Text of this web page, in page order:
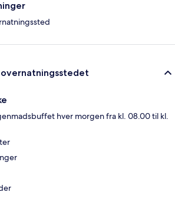
hver morgen fra kl. 08.00 til kl.